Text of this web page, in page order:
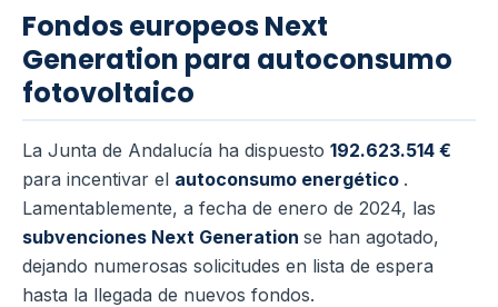
Fondos europeos Next
Generation para autoconsumo
fotovoltaico
La Junta de Andalucía ha dispuesto 192.623.514 €
para incentivar el autoconsumo energético .
Lamentablemente, a fecha de enero de 2024, las
subvenciones Next Generation se han agotado,
dejando numerosas solicitudes en lista de espera
hasta la llegada de nuevos fondos.